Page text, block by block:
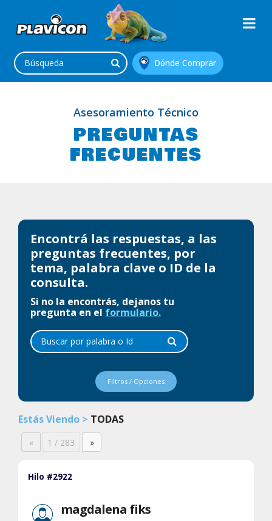
Dónde Comprar
Asesoramiento Técnico
PREGUNTAS
FRECUENTES
Encontrá las respuestas, a las
preguntas frecuentes, por
tema, palabra clave o ID de la
consulta.
Si no la encontrás, dejanos tu
pregunta en el formulario.
Filtros / Opciones
Estás Viendo > TODAS
« 1 / 283 »
Hilo #2922
magdalena fiks